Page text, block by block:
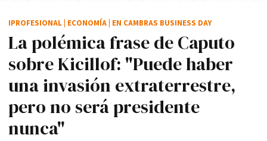
La polémica frase de Caputo
sobre Kicillof: "Puede haber
una invasión extraterrestre,
pero no será presidente
nunca"
IPROFESIONAL ECONOMÍA EN CAMBRAS BUSINESS DAY